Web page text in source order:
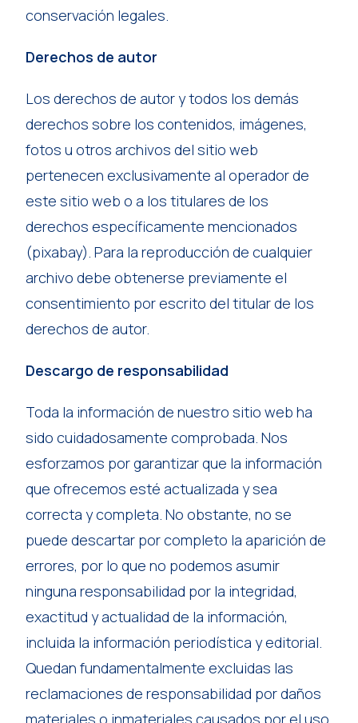
conservación legales.
Derechos de autor
Los derechos de autor y todos los demás
derechos sobre los contenidos, imágenes,
fotos u otros archivos del sitio web
pertenecen exclusivamente al operador de
este sitio web o a los titulares de los
derechos específicamente mencionados
(pixabay). Para la reproducción de cualquier
archivo debe obtenerse previamente el
consentimiento por escrito del titular de los
derechos de autor.
Descargo de responsabilidad
Toda la información de nuestro sitio web ha
sido cuidadosamente comprobada. Nos
esforzamos por garantizar que la información
que ofrecemos esté actualizada y sea
correcta y completa. No obstante, no se
puede descartar por completo la aparición de
errores, por lo que no podemos asumir
ninguna responsabilidad por la integridad,
exactitud y actualidad de la información,
incluida la información periodística y editorial.
Quedan fundamentalmente excluidas las
reclamaciones de responsabilidad por daños
materiales o inmateriales causados por el uso